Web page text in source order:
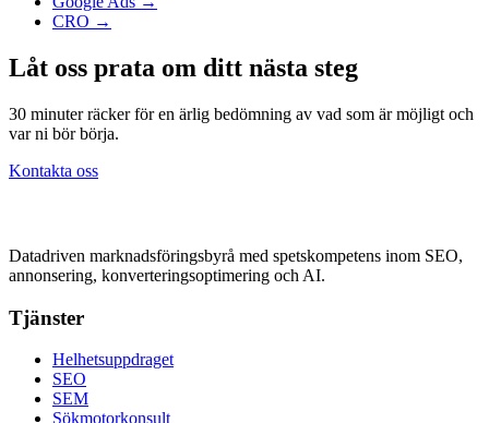
CRO →
Låt oss prata om ditt nästa steg
30 minuter räcker för en ärlig bedömning av vad som är möjligt och
var ni bör börja.
Kontakta oss
Datadriven marknadsföringsbyrå med spetskompetens inom SEO,
annonsering, konverteringsoptimering och AI.
Tjänster
Helhetsuppdraget
SEO
SEM
Sökmotorkonsult